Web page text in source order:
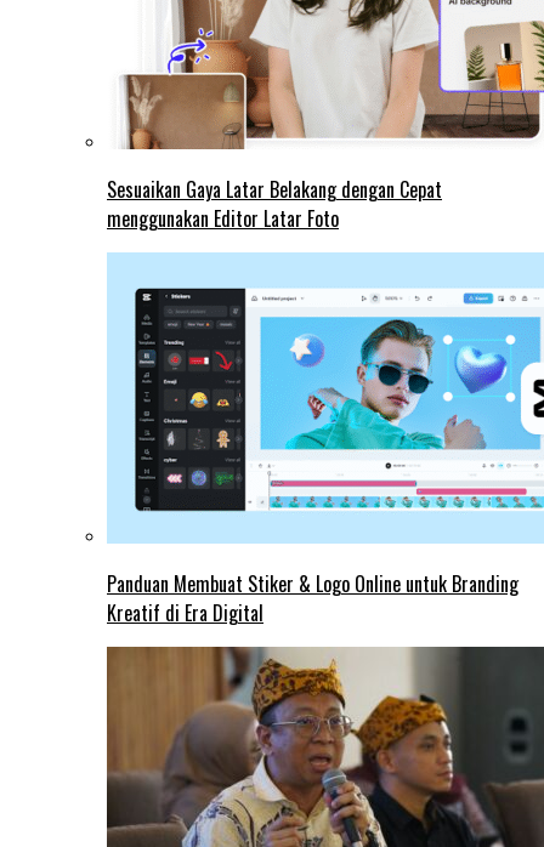
Sesuaikan Gaya Latar Belakang dengan Cepat
menggunakan Editor Latar Foto
Panduan Membuat Stiker & Logo Online untuk Branding
Kreatif di Era Digital